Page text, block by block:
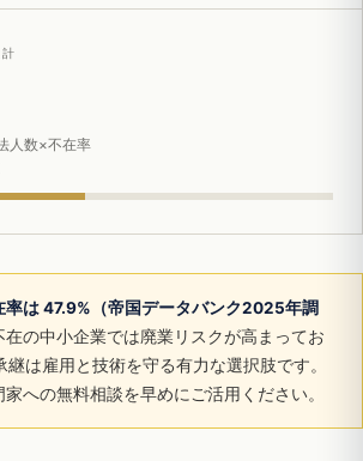
人数×不在率
率は 47.9%（帝国データバンク2025年調
在の中小企業では廃業リスクが高まってお
継は雇用と技術を守る有力な選択肢です。
への無料相談を早めにご活用ください。